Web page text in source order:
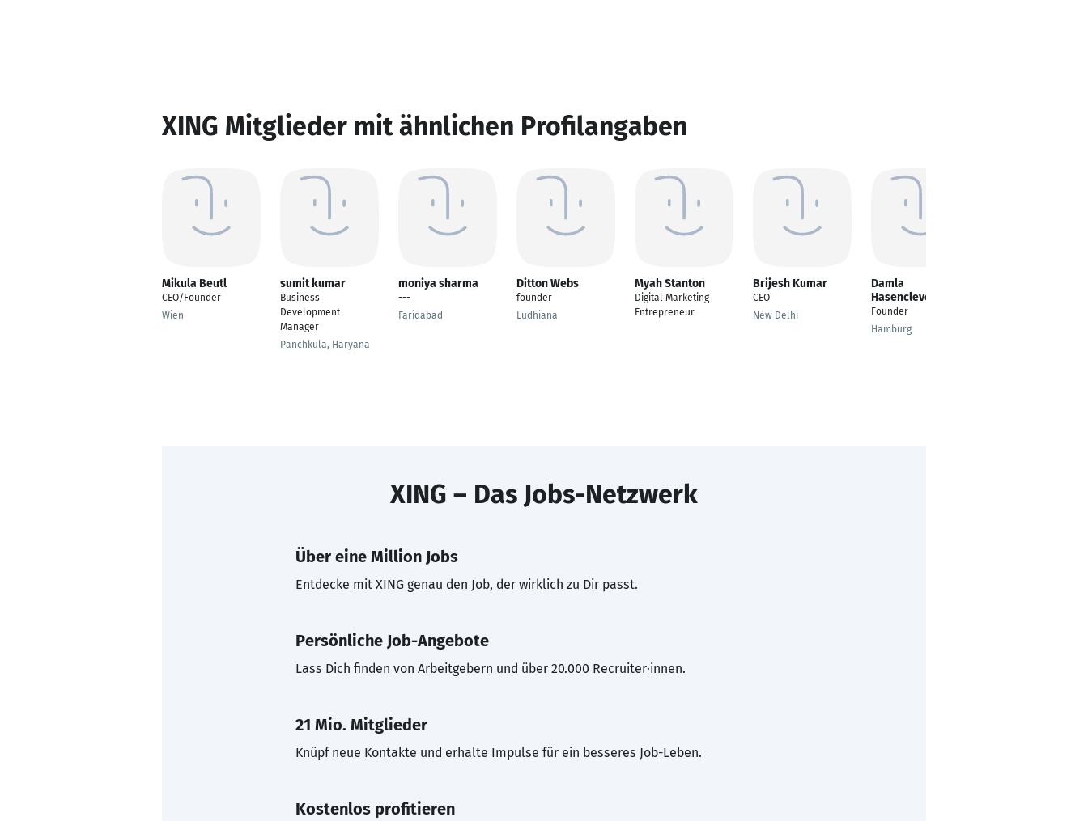
XING Mitglieder mit ähnlichen Profilangaben
Mikula Beutl
CEO/Founder
Wien
sumit kumar
Business
Development
Manager
Panchkula, Haryana
moniya sharma
---
Faridabad
Ditton Webs
founder
Ludhiana
Myah Stanton
Digital Marketing
Entrepreneur
Brijesh Kumar
CEO
New Delhi
Damla
Hasenclever
Founder
Hamburg
XING – Das Jobs-Netzwerk
Über eine Million Jobs
Entdecke mit XING genau den Job, der wirklich zu Dir passt.
Persönliche Job-Angebote
Lass Dich finden von Arbeitgebern und über 20.000 Recruiter·innen.
21 Mio. Mitglieder
Knüpf neue Kontakte und erhalte Impulse für ein besseres Job-Leben.
Kostenlos profitieren